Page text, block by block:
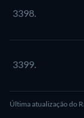
3398.
3399.
Última atualização do